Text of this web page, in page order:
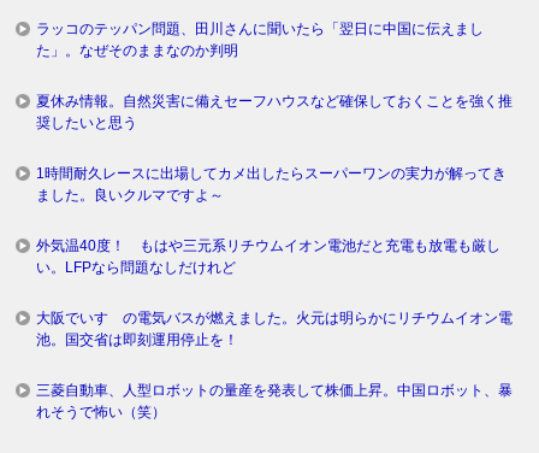
ラッコのテッパン問題、田川さんに聞いたら「翌日に中国に伝えまし
た」。なぜそのままなのか判明
夏休み情報。自然災害に備えセーフハウスなど確保しておくことを強く推
奨したいと思う
1時間耐久レースに出場してカメ出したらスーパーワンの実力が解ってき
ました。良いクルマですよ～
外気温40度！ もはや三元系リチウムイオン電池だと充電も放電も厳し
い。LFPなら問題なしだけれど
大阪でいすゞの電気バスが燃えました。火元は明らかにリチウムイオン電
池。国交省は即刻運用停止を！
三菱自動車、人型ロボットの量産を発表して株価上昇。中国ロボット、暴
れそうで怖い（笑）